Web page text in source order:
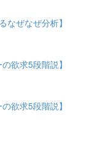
なぜなぜ分析】
欲求5段階説】
欲求5段階説】